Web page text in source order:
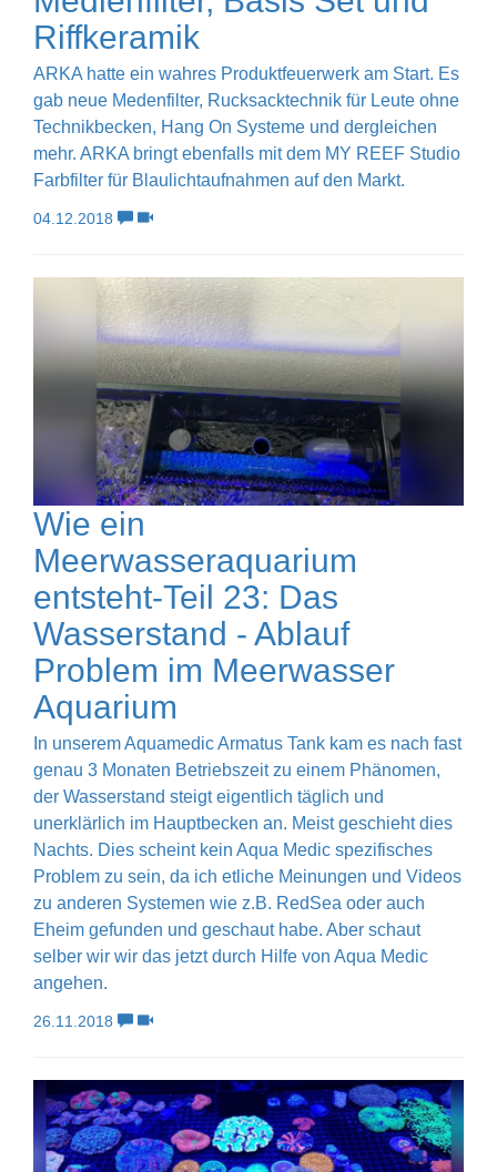
Riffkeramik
ARKA hatte ein wahres Produktfeuerwerk am Start. Es
gab neue Medenfilter, Rucksacktechnik für Leute ohne
Technikbecken, Hang On Systeme und dergleichen
mehr. ARKA bringt ebenfalls mit dem MY REEF Studio
Farbfilter für Blaulichtaufnahmen auf den Markt.
04.12.2018
Wie ein
Meerwasseraquarium
entsteht-Teil 23: Das
Wasserstand - Ablauf
Problem im Meerwasser
Aquarium
In unserem Aquamedic Armatus Tank kam es nach fast
genau 3 Monaten Betriebszeit zu einem Phänomen,
der Wasserstand steigt eigentlich täglich und
unerklärlich im Hauptbecken an. Meist geschieht dies
Nachts. Dies scheint kein Aqua Medic spezifisches
Problem zu sein, da ich etliche Meinungen und Videos
zu anderen Systemen wie z.B. RedSea oder auch
Eheim gefunden und geschaut habe. Aber schaut
selber wir wir das jetzt durch Hilfe von Aqua Medic
angehen.
26.11.2018